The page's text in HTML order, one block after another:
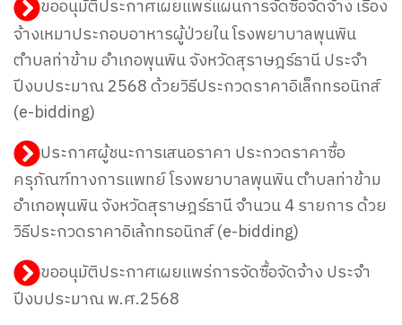
ขออนุมัติประกาศเผยแพร่แผนการจัดซื้อจัดจ้าง เรื่อง
จ้างเหมาประกอบอาหารผู้ป่วยใน โรงพยาบาลพุนพิน
ตำบลท่าข้าม อำเภอพุนพิน จังหวัดสุราษฎร์ธานี ประจำ
ปีงบประมาณ 2568 ด้วยวิธีประกวดราคาอิเล็กทรอนิกส์
(e-bidding)
ประกาศผู้ชนะการเสนอราคา ประกวดราคาซื้อ
ครุภัณฑ์ทางการแพทย์ โรงพยาบาลพุนพิน ตำบลท่าข้าม
อำเภอพุนพิน จังหวัดสุราษฎร์ธานี จำนวน 4 รายการ ด้วย
วิธีประกวดราคาอิเล้กทรอนิกส์ (e-bidding)
ขออนุมัติประกาศเผยแพร่การจัดซื้อจัดจ้าง ประจำ
ปีงบประมาณ พ.ศ.2568